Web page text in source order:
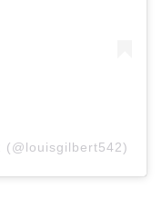
(@louisgilbert542)